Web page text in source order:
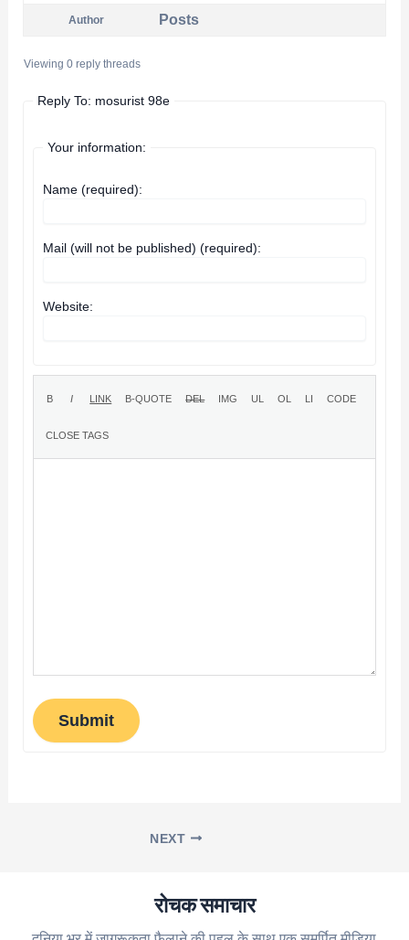
Author Posts
Viewing 0 reply threads
Reply To: mosurist 98e
Your information:
Name (required):
Mail (will not be published) (required):
Website:
Submit
NEXT
रोचक समाचार